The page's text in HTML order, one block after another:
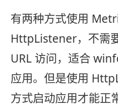
有两种方式使用
HttpListener，不需
URL 访问，适合
应用。但是使用
方式启动应用才能正